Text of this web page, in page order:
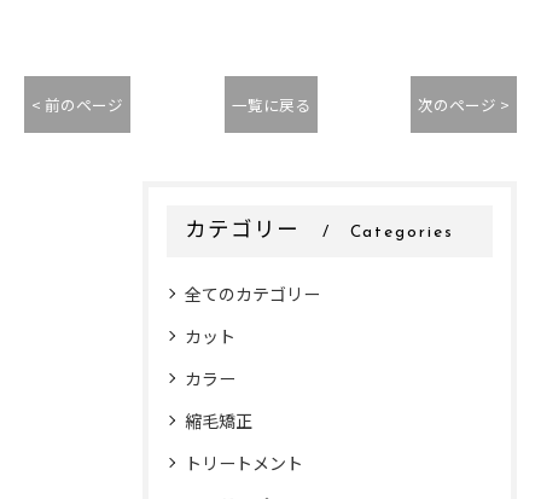
< 前のページ 一覧に戻る 次のページ >
カテゴリー Categories
全てのカテゴリー
カット
カラー
縮毛矯正
トリートメント